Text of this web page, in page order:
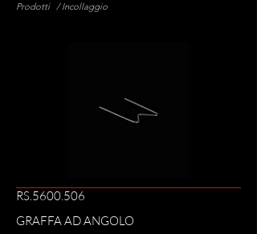
/ Incollaggio
RS.5600.506
GRAFFA AD ANGOLO
Prodotti